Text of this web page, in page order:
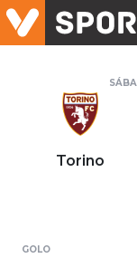
Torino
GOLO